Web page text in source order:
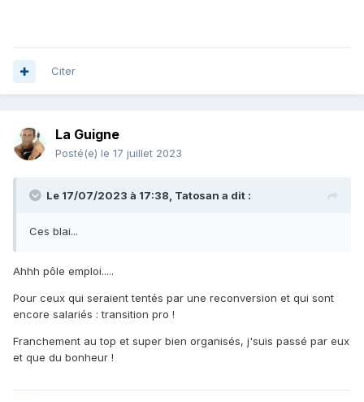
Citer
La Guigne
Posté(e) le 17 juillet 2023
Le 17/07/2023 à 17:38, Tatosan a dit :
Ces blai...
Ahhh pôle emploi.....
Pour ceux qui seraient tentés par une reconversion et qui sont
encore salariés : transition pro !
Franchement au top et super bien organisés, j'suis passé par eux
et que du bonheur !